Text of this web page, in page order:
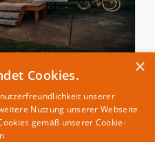
×
Cookies.
unserer
Nutzung unserer Webseite
gemäß unserer Cookie-